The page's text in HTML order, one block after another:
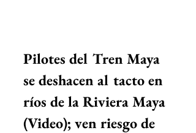
Pilotes del Tren Maya
se deshacen al tacto en
ríos de la Riviera Maya
(Video); ven riesgo de